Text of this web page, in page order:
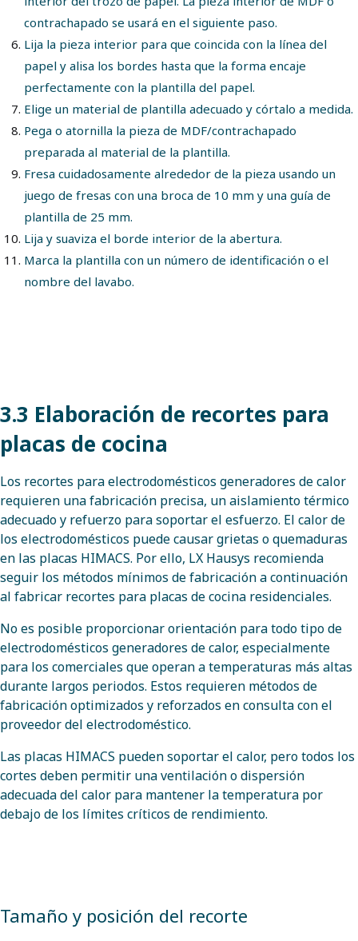
contrachapado se usará en el siguiente paso.
Lija la pieza interior para que coincida con la línea del
papel y alisa los bordes hasta que la forma encaje
perfectamente con la plantilla del papel.
Elige un material de plantilla adecuado y córtalo a medida.
Pega o atornilla la pieza de MDF/contrachapado
preparada al material de la plantilla.
Fresa cuidadosamente alrededor de la pieza usando un
juego de fresas con una broca de 10 mm y una guía de
plantilla de 25 mm.
Lija y suaviza el borde interior de la abertura.
Marca la plantilla con un número de identificación o el
nombre del lavabo.
3.3 Elaboración de recortes para
placas de cocina
Los recortes para electrodomésticos generadores de calor
requieren una fabricación precisa, un aislamiento térmico
adecuado y refuerzo para soportar el esfuerzo. El calor de
los electrodomésticos puede causar grietas o quemaduras
en las placas HIMACS. Por ello, LX Hausys recomienda
seguir los métodos mínimos de fabricación a continuación
al fabricar recortes para placas de cocina residenciales.
No es posible proporcionar orientación para todo tipo de
electrodomésticos generadores de calor, especialmente
para los comerciales que operan a temperaturas más altas
durante largos periodos. Estos requieren métodos de
fabricación optimizados y reforzados en consulta con el
proveedor del electrodoméstico.
Las placas HIMACS pueden soportar el calor, pero todos los
cortes deben permitir una ventilación o dispersión
adecuada del calor para mantener la temperatura por
debajo de los límites críticos de rendimiento.
Tamaño y posición del recorte